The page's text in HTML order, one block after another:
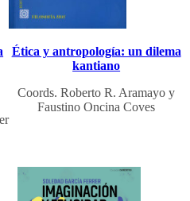
Ética y antropología: un dilema
kantiano
Coords. Roberto R. Aramayo y
Faustino Oncina Coves